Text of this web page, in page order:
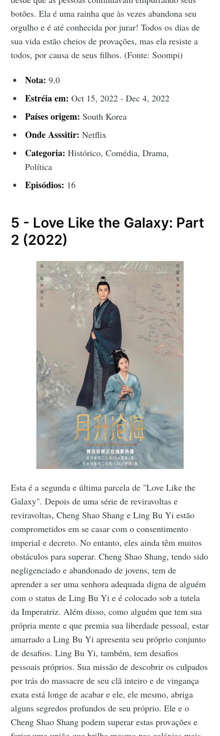
botões. Ela é uma rainha que às vezes abandona seu
orgulho e é até conhecida por jurar! Todos os dias de
sua vida estão cheios de provações, mas ela resiste a
todos, por causa de seus filhos. (Fonte: Soompi)
Nota: 9.0
Estréia em: Oct 15, 2022 - Dec 4, 2022
Países origem: South Korea
Onde Asssitir: Netflix
Categoria: Histórico, Comédia, Drama,
Política
Episódios: 16
5 - Love Like the Galaxy: Part
2 (2022)
Esta é a segunda e última parcela de "Love Like the
Galaxy". Depois de uma série de reviravoltas e
reviravoltas, Cheng Shao Shang e Ling Bu Yi estão
comprometidos em se casar com o consentimento
imperial e decreto. No entanto, eles ainda têm muitos
obstáculos para superar. Cheng Shao Shang, tendo sido
negligenciado e abandonado de jovens, tem de
aprender a ser uma senhora adequada digna de alguém
com o status de Ling Bu Yi e é colocado sob a tutela
da Imperatriz. Além disso, como alguém que tem sua
própria mente e que premia sua liberdade pessoal, estar
amarrado a Ling Bu Yi apresenta seu próprio conjunto
de desafios. Ling Bu Yi, também, tem desafios
pessoais próprios. Sua missão de descobrir os culpados
por trás do massacre de seu clã inteiro e de vingança
exata está longe de acabar e ele, ele mesmo, abriga
alguns segredos profundos de seu próprio. Ele e o
Cheng Shao Shang podem superar estas provações e